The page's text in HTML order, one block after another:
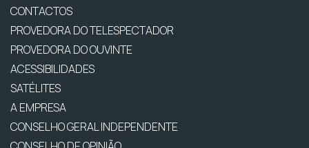
CONTACTOS
PROVEDORA DO TELESPECTADOR
PROVEDORA DO OUVINTE
ACESSIBILIDADES
SATÉLITES
A EMPRESA
CONSELHO GERAL INDEPENDENTE